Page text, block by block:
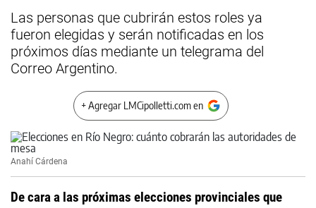
Las personas que cubrirán estos roles ya
fueron elegidas y serán notificadas en los
próximos días mediante un telegrama del
Correo Argentino.
+ Agregar LMCipolletti.com en
Anahí Cárdena
De cara a las próximas elecciones provinciales que